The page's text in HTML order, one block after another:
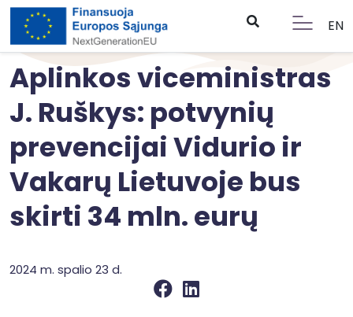
EN
Aplinkos viceministras
J. Ruškys: potvynių
prevencijai Vidurio ir
Vakarų Lietuvoje bus
skirti 34 mln. eurų
2024 m. spalio 23 d.